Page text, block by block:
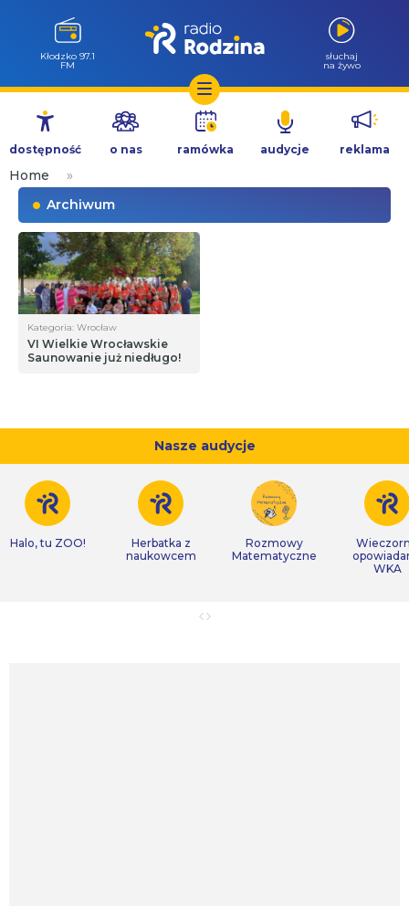
Przejdź
treści
Wołów 99.6
FM
słuchaj
na żywo
dostępność o nas ramówka audycje reklama
Home
»
Archiwum
Kategoria: Wrocław
VI Wielkie Wrocławskie
Saunowanie już niedługo!
Nasze audycje
Halo, tu ZOO!
Herbatka z
naukowcem
Rozmowy
Matematyczne
WKA